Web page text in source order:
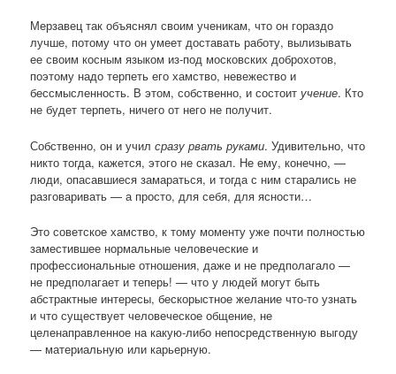
Мерзавец так объяснял своим ученикам, что он гораздо
лучше, потому что он умеет доставать работу, вылизывать
ее своим косным языком из-под московских доброхотов,
поэтому надо терпеть его хамство, невежество и
бессмысленность. В этом, собственно, и состоитучение. Кто
не будет терпеть, ничего от него не получит.
Собственно, он и училсразу рвать руками. Удивительно, что
никто тогда, кажется, этого не сказал. Не ему, конечно, —
люди, опасавшиеся замараться, и тогда с ним старались не
разговаривать — а просто, для себя, для ясности…
Это советское хамство, к тому моменту уже почти полностью
заместившее нормальные человеческие и
профессиональные отношения, даже и не предполагало —
не предполагает и теперь! — что у людей могут быть
абстрактные интересы, бескорыстное желание что-то узнать
и что существует человеческое общение, не
целенаправленное на какую-либо непосредственную выгоду
— материальную или карьерную.